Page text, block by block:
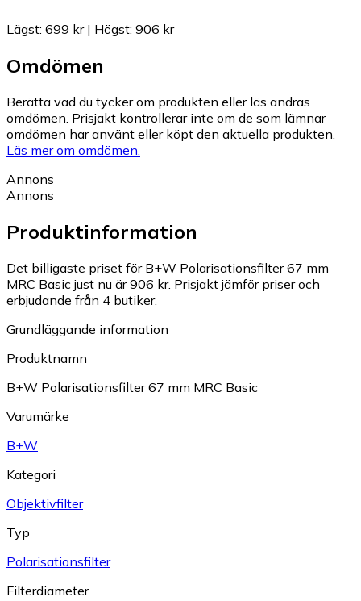
Lägst: 699 kr| Högst: 906 kr
Omdömen
Berätta vad du tycker om produkten eller läs andras
omdömen. Prisjakt kontrollerar inte om de som lämnar
omdömen har använt eller köpt den aktuella produkten.
Läs mer om omdömen.
Annons
Annons
Produktinformation
Det billigaste priset för B+W Polarisationsfilter 67 mm
MRC Basic just nu är 906 kr. Prisjakt jämför priser och
erbjudande från 4 butiker.
Grundläggande information
Produktnamn
B+W Polarisationsfilter 67 mm MRC Basic
Varumärke
B+W
Kategori
Objektivfilter
Typ
Polarisationsfilter
Filterdiameter